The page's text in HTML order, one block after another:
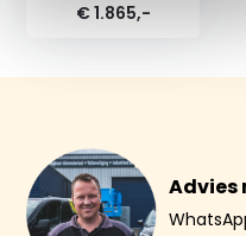
€ 1.865,-
Advies